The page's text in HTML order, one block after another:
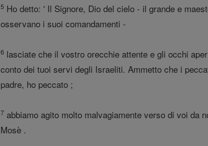
5 Ho detto: ' Il Signore, Dio del cielo - il grande e
osservano i suoi comandamenti -
6 lasciate che il vostro orecchie attente e gli occhi
conto dei tuoi servi degli Israeliti. Ammetto che i
padre, ho peccato ;
7 abbiamo agito molto malvagiamente verso di voi da
Mosè .